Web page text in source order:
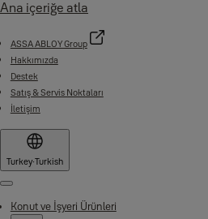
Ana içeriğe atla
ASSA ABLOY Group
Hakkımızda
Destek
Satış & Servis Noktaları
İletişim
Turkey·Turkish
Menu
Konut ve İşyeri Ürünleri